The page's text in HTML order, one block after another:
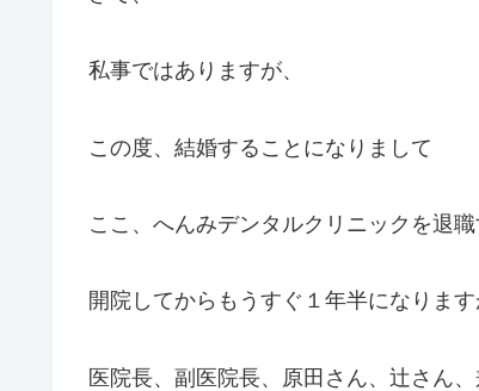
私事ではありますが、
この度、結婚することになりまして
ここ、へんみデンタルクリニックを退職
開院してからもうすぐ１年半になりま
医院長、副医院長、原田さん、辻さん